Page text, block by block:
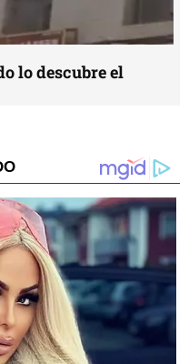
para padres e hijos
lo descubre el